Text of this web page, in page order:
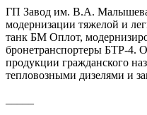
ГП Завод им. В.А. Малышева
модернизации тяжелой и
танк БМ Оплот,
бронетранспортеры БТР-4.
продукции гражданского
тепловозными дизелями и